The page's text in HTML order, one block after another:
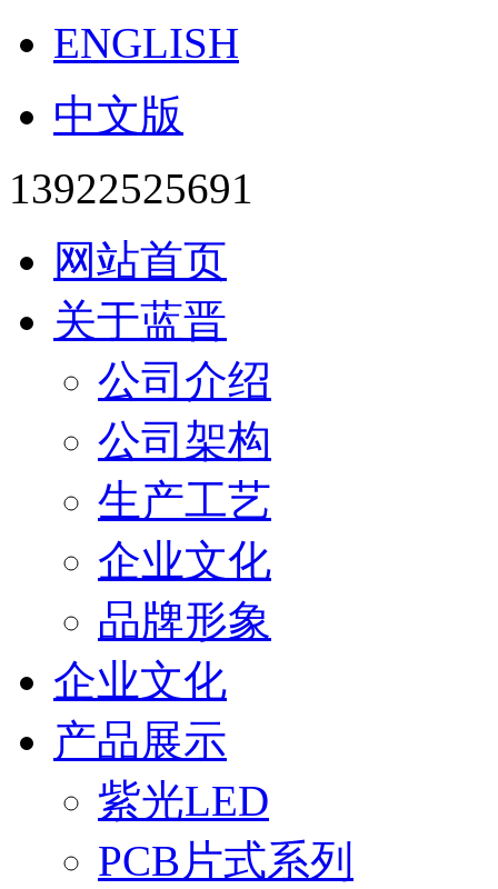
ENGLISH
中文版
13922525691
网站首页
关于蓝晋
公司介绍
公司架构
生产工艺
企业文化
品牌形象
企业文化
产品展示
紫光LED
PCB片式系列